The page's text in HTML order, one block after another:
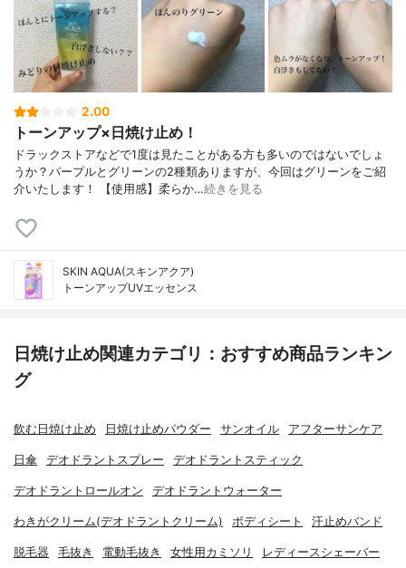
2.00
トーンアップ×日焼け止め！
ドラックストアなどで1度は見たことがある方も多いのではないでしょ
うか？パープルとグリーンの2種類ありますが、今回はグリーンをご紹
介いたします！ 【使用感】柔らか…続きを見る
SKIN AQUA(スキンアクア)
トーンアップUVエッセンス
日焼け止め関連カテゴリ：おすすめ商品ランキン
グ
飲む日焼け止め 日焼け止めパウダー サンオイル アフターサンケア
日傘 デオドラントスプレー デオドラントスティック
デオドラントロールオン デオドラントウォーター
わきがクリーム(デオドラントクリーム) ボディシート 汗止めバンド
脱毛器 毛抜き 電動毛抜き 女性用カミソリ レディースシェーバー